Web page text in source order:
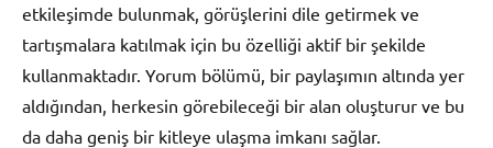
etkileşimde bulunmak, görüşlerini dile getirmek ve
tartışmalara katılmak için bu özelliği aktif bir şekilde
kullanmaktadır. Yorum bölümü, bir paylaşımın altında yer
aldığından, herkesin görebileceği bir alan oluşturur ve bu
da daha geniş bir kitleye ulaşma imkanı sağlar.